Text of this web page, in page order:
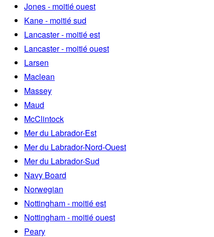
Jones - moitié ouest
Kane - moitié sud
Lancaster - moitié est
Lancaster - moitié ouest
Larsen
Maclean
Massey
Maud
McClintock
Mer du Labrador-Est
Mer du Labrador-Nord-Ouest
Mer du Labrador-Sud
Navy Board
Norwegian
Nottingham - moitié est
Nottingham - moitié ouest
Peary